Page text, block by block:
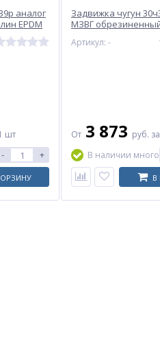
аналог
EPDM
RMCX
шт
- +
Задвижка чугун
МЗВГ
Артикул: -
От 3 873 руб.
В наличии много
В